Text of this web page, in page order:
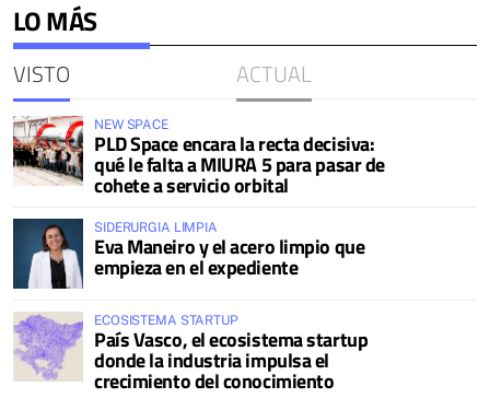
LO MÁS
VISTO ACTUAL
NEW SPACE
PLD Space encara la recta decisiva:
qué le falta a MIURA 5 para pasar de
cohete a servicio orbital
SIDERURGIA LIMPIA
Eva Maneiro y el acero limpio que
empieza en el expediente
ECOSISTEMA STARTUP
País Vasco, el ecosistema startup
donde la industria impulsa el
crecimiento del conocimiento